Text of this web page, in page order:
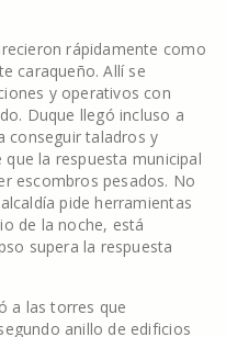
rápidamente como
caraqueño. Allí se
y operativos con
Duque llegó incluso a
conseguir taladros y
la respuesta municipal
escombros pesados. No
pide herramientas
de la noche, está
supera la respuesta
a las torres que
anillo de edificios